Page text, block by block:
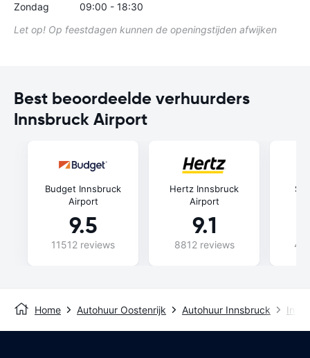
Zondag
09:00 - 18:30
Let op! Op feestdagen kunnen de openingstijden afwijken
Best beoordeelde verhuurders
Innsbruck Airport
Budget Innsbruck
Airport
9.5
11512 reviews
Hertz Innsbruck
Airport
9.1
8812 reviews
Home Autohuur Oostenrijk Autohuur Innsbruck